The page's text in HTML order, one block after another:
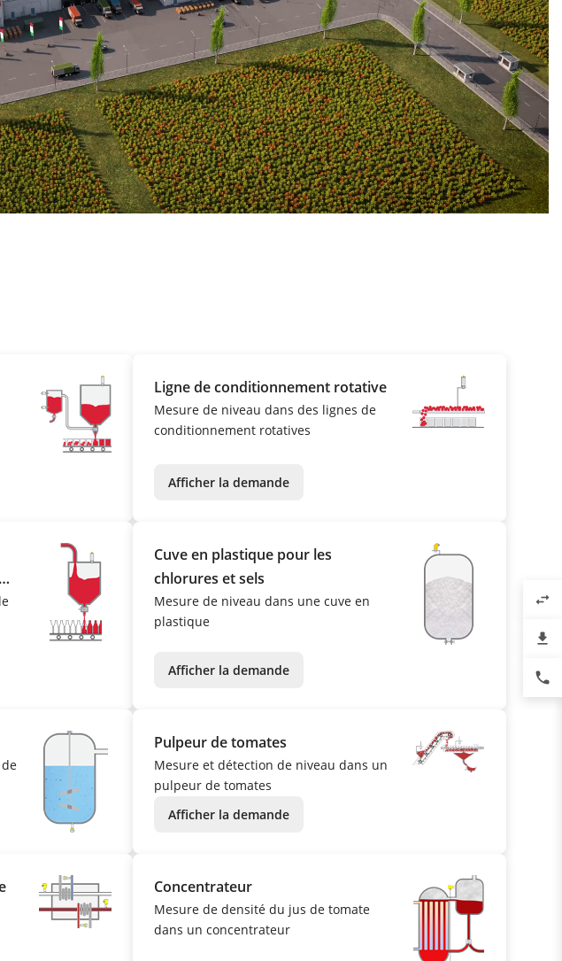
Ligne de conditionnement rotative
Mesure de niveau dans des lignes de
conditionnement rotatives
Afficher la demande
Cuve en plastique pour les
chlorures et sels
Mesure de niveau dans une cuve en
plastique
Afficher la demande
Pulpeur de tomates
Mesure et détection de niveau dans un
pulpeur de tomates
Afficher la demande
Concentrateur
Mesure de densité du jus de tomate
dans un concentrateur
swap_horiz
file_download
phone